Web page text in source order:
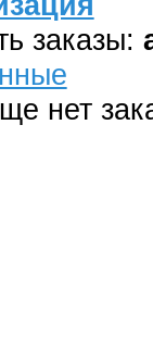
заказы:
нет